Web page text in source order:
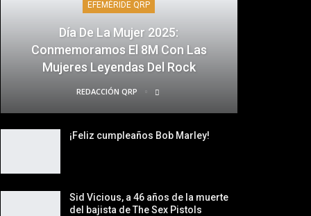
EFEMÉRIDE QRP
Día De La Mujer 2025:
Conmemoramos El 8M Con Las
Mujeres Leyendas Del Rock
REDACCIÓN QRP
¡Feliz cumpleaños Bob Marley!
Sid Vicious, a 46 años de la muerte
del bajista de The Sex Pistols